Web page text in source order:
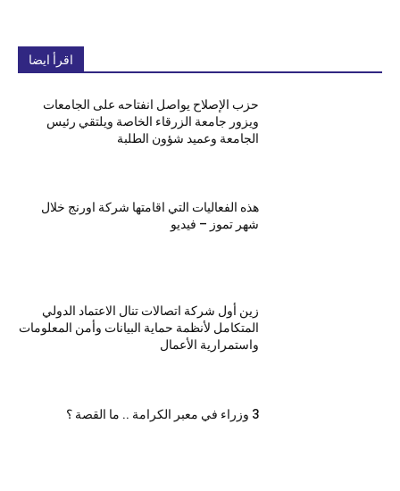
اقرأ ايضا
حزب الإصلاح يواصل انفتاحه على الجامعات
ويزور جامعة الزرقاء الخاصة ويلتقي رئيس
الجامعة وعميد شؤون الطلبة
هذه الفعاليات التي اقامتها شركة اورنج خلال
شهر تموز – فيديو
زين أول شركة اتصالات تنال الاعتماد الدولي
المتكامل لأنظمة حماية البيانات وأمن المعلومات
واستمرارية الأعمال
3 وزراء في معبر الكرامة .. ما القصة ؟